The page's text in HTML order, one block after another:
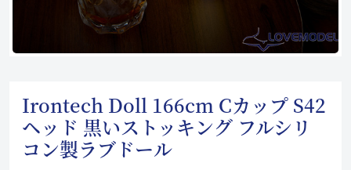
Irontech Doll 166cm Cカップ S42
ヘッド 黒いストッキング フルシリ
コン製ラブドール